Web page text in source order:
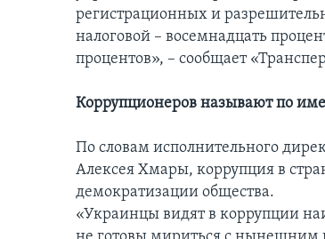
регистрационных и
налоговой – восемнадцать
процентов», – сообщает
Коррупционеров называют по
По словам исполнительного
Алексея Хмары, коррупция в
демократизации общества.
«Украинцы видят в коррупции